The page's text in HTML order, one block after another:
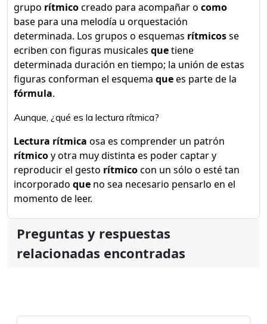
grupo rítmicocreado para acompañar o como
base para una melodía u orquestación
determinada. Los grupos o esquemas rítmicosse
ecriben con figuras musicales quetiene
determinada duración en tiempo; la unión de estas
figuras conforman el esquema quees parte de la
fórmula.
Aunque, ¿qué es la lectura rítmica?
Lectura rítmica osa es comprender un patrón
rítmicoy otra muy distinta es poder captar y
reproducir el gesto rítmicocon un sólo o esté tan
incorporado que no sea necesario pensarlo en el
momento de leer.
Preguntas y respuestas
relacionadas encontradas